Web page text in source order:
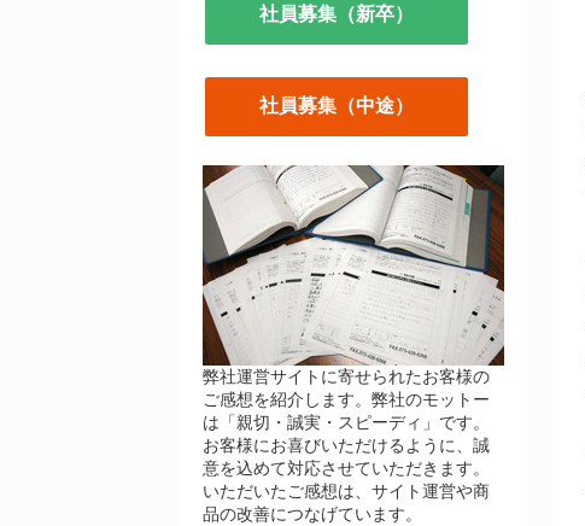
社員募集（新卒）
社員募集（中途）
弊社運営サイトに寄せられたお客様の
ご感想を紹介します。弊社のモットー
は「親切・誠実・スピーディ」です。
お客様にお喜びいただけるように、誠
意を込めて対応させていただきます。
いただいたご感想は、サイト運営や商
品の改善につなげています。